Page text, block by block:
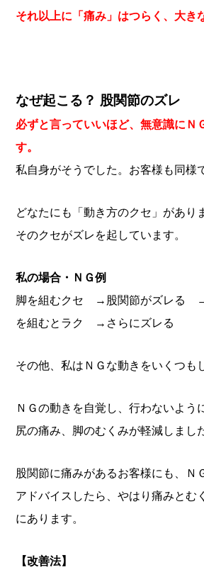
それ以上に「痛み」はつらく、大き
なぜ起こる？ 股関節のズレ
必ずと言っていいほど、無意識にＮ
す。
私自身がそうでした。お客様も同様
どなたにも「動き方のクセ」があり
そのクセがズレを起しています。
私の場合・ＮＧ例
脚を組むクセ
→股関節がズレる
を組むとラク
→さらにズレる
その他、私はＮＧな動きをいくつも
ＮＧの動きを自覚し、行わないよう
尻の痛み、脚のむくみが軽減しまし
股関節に痛みがあるお客様にも、Ｎ
アドバイスしたら、やはり痛みとむ
にあります。
【改善法】